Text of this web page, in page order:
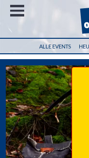
ALLE EVENTS